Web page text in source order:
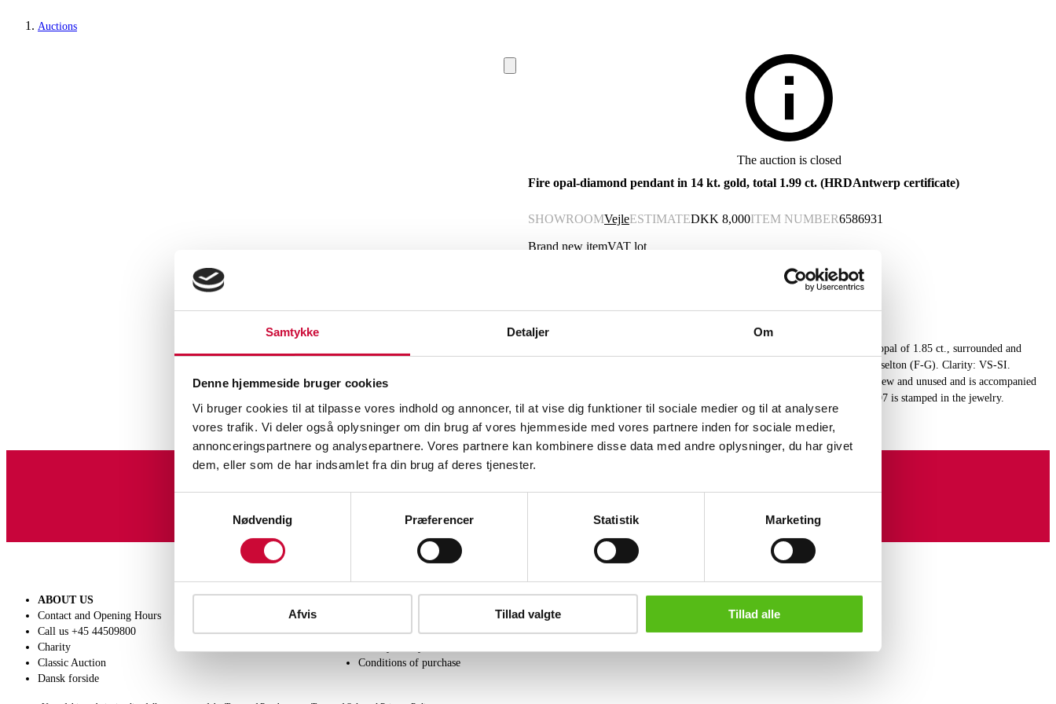
Samtykke Detaljer Om
Denne hjemmeside bruger cookies
Vi bruger cookies til at tilpasse vores indhold og annoncer, til at vise dig funktioner til sociale medier og til at analysere
vores trafik. Vi deler også oplysninger om din brug af vores hjemmeside med vores partnere inden for sociale medier,
annonceringspartnere og analysepartnere. Vores partnere kan kombinere disse data med andre oplysninger, du har givet
dem, eller som de har indsamlet fra din brug af deres tjenester.
Nødvendig
Præferencer Statistik Marketing
Afvis Tillad valgte Tillad alle
Auctions
The auction is closed
Fire opal-diamond pendant in 14 kt. gold, total 1.99 ct. (HRDAntwerp certificate)
SHOWROOMVejleESTIMATEDKK 8,000ITEM NUMBER6586931
Brand new itemVAT lot
Automatic translation from Danish.
Oval rosette pendant of 14 kt. gold adorned with a larger Oval Mixed Cut fire opal of 1.85 ct., surrounded and
flanked by a total of 45 single-cut diamonds, a total of 0.14 ct. Color: Top Wesselton (F-G). Clarity: VS-SI.
Hallmark: JTQ 14K. L. 19 mm. Weight: approx. 1.17 g. The jewelry appears new and unused and is accompanied
by a HRDAntwerp certificate, dated March 2026. Certificate no. J260000049997 is stamped in the jewelry.
Similar lots
Sign up for our newsletter and receive news and offers directly in your email.
ABOUT US
Contact and Opening Hours
Call us +45 44509800
Charity
Classic Auction
Dansk forside
Consignment
Pick-up
Conditions of purchase